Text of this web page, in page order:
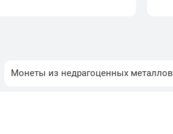
Монеты из недрагоценных металлов